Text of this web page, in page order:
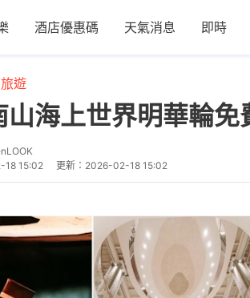
酒店優惠碼 天氣消息 即時
旅遊
山海上世界明華輪
18 15:02 更新： 2026-02-18 15:02